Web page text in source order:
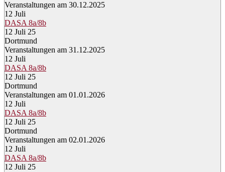
Veranstaltungen am 30.12.2025
12 Juli
DASA 8a/8b
12 Juli 25
Dortmund
Veranstaltungen am 31.12.2025
12 Juli
DASA 8a/8b
12 Juli 25
Dortmund
Veranstaltungen am 01.01.2026
12 Juli
DASA 8a/8b
12 Juli 25
Dortmund
Veranstaltungen am 02.01.2026
12 Juli
DASA 8a/8b
12 Juli 25